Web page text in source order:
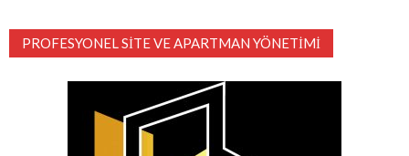
PROFESYONEL SITE VE APARTMAN YÖNETIMI